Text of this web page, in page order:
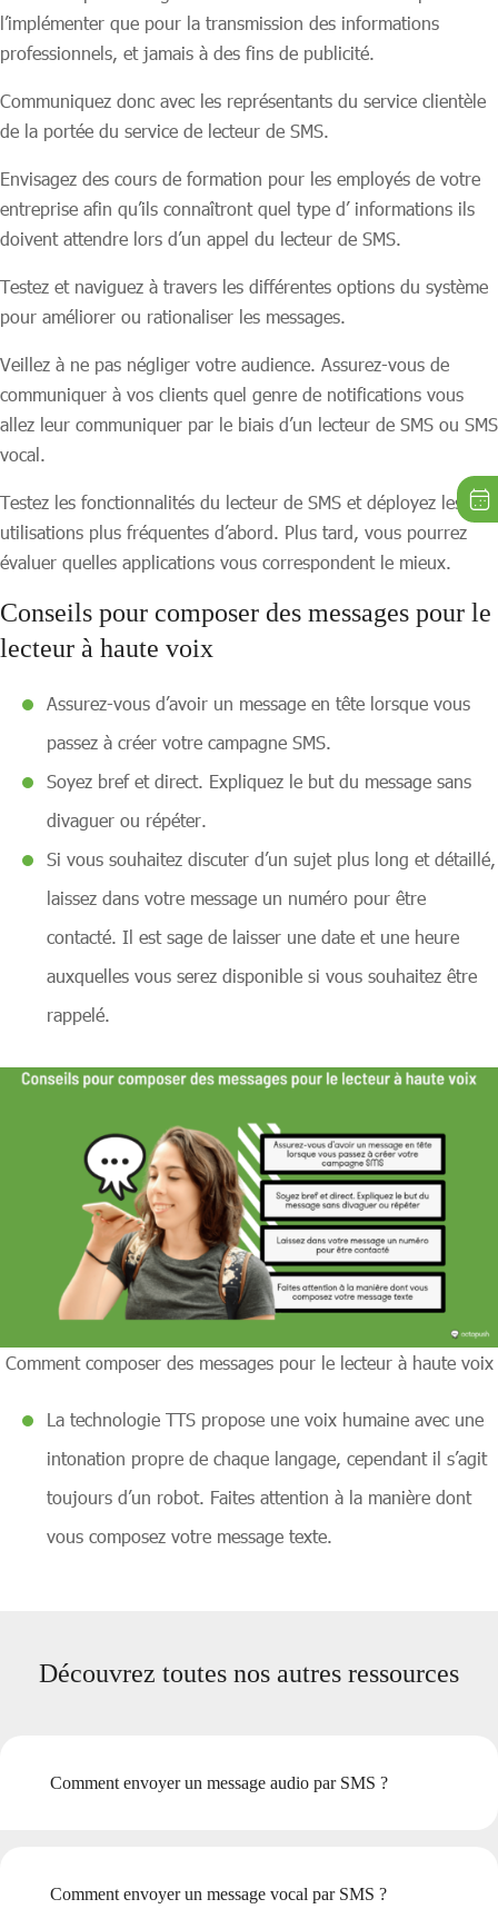
l’implémenter que pour la transmission des informations
professionnels, et jamais à des fins de publicité.
Communiquez donc avec les représentants du service clientèle
de la portée du service de lecteur de SMS.
Envisagez des cours de formation pour les employés de votre
entreprise afin qu’ils connaîtront quel type d’ informations ils
doivent attendre lors d’un appel du lecteur de SMS.
Testez et naviguez à travers les différentes options du système
pour améliorer ou rationaliser les messages.
Veillez à ne pas négliger votre audience. Assurez-vous de
communiquer à vos clients quel genre de notifications vous
allez leur communiquer par le biais d’un lecteur de SMS ou SMS
vocal.
Testez les fonctionnalités du lecteur de SMS et déployez les
utilisations plus fréquentes d’abord. Plus tard, vous pourrez
évaluer quelles applications vous correspondent le mieux.
Conseils pour composer des messages pour le
lecteur à haute voix
Assurez-vous d’avoir un message en tête lorsque vous
passez à créer votre campagne SMS.
Soyez bref et direct. Expliquez le but du message sans
divaguer ou répéter.
Si vous souhaitez discuter d’un sujet plus long et détaillé,
laissez dans votre message un numéro pour être
contacté. Il est sage de laisser une date et une heure
auxquelles vous serez disponible si vous souhaitez être
rappelé.
Comment composer des messages pour le lecteur à haute voix
La technologie TTS propose une voix humaine avec une
intonation propre de chaque langage, cependant il s’agit
toujours d’un robot. Faites attention à la manière dont
vous composez votre message texte.
Découvrez toutes nos autres ressources
Comment envoyer un message audio par SMS ?
Comment envoyer un message vocal par SMS ?